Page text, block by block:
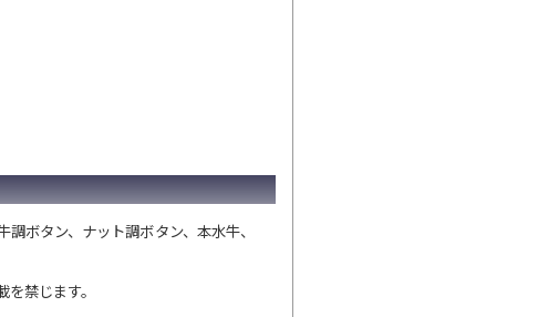
調ボタン、ナット調ボタン、本水牛、
禁じます。